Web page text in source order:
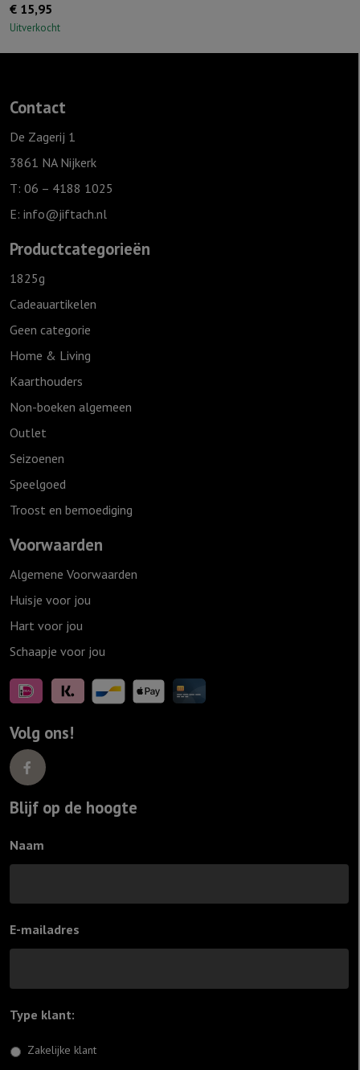
€ 15,95
Uitverkocht
Contact
De Zagerij 1
3861 NA Nijkerk
T: 06 – 4188 1025
E: info@jiftach.nl
Productcategorieën
1825g
Cadeauartikelen
Geen categorie
Home & Living
Kaarthouders
Non-boeken algemeen
Outlet
Seizoenen
Speelgoed
Troost en bemoediging
Voorwaarden
Algemene Voorwaarden
Huisje voor jou
Hart voor jou
Schaapje voor jou
Volg ons!
Blijf op de hoogte
Naam
E-mailadres
Type klant:
Zakelijke klant